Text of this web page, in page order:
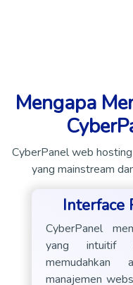
Mengapa
CyberPanel web
yang mainstream
Interface
CyberPanel
yang intuitif
memudahkan
manajemen